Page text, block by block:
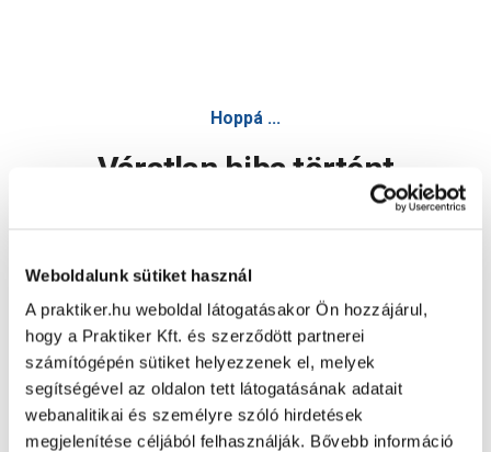
Weboldalunk sütiket használ
A praktiker.hu weboldal látogatásakor Ön hozzájárul,
hogy a Praktiker Kft. és szerződött partnerei
számítógépén sütiket helyezzenek el, melyek
segítségével az oldalon tett látogatásának adatait
webanalitikai és személyre szóló hirdetések
megjelenítése céljából felhasználják. Bővebb információ
Hoppá ...
Váratlan hiba történt
Oldal újratöltése